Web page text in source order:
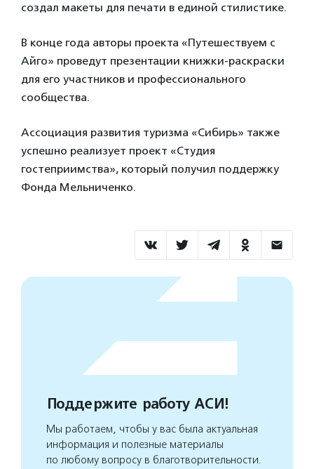
создал макеты для печати в единой стилистике.
В конце года авторы проекта «Путешествуем с
Айго» проведут презентации книжки-раскраски
для его участников и профессионального
сообщества.
Ассоциация развития туризма «Сибирь» также
успешно реализует проект «Студия
гостеприимства», который получил поддержку
Фонда Мельниченко.
Поддержите работу АСИ!
Мы работаем, чтобы у вас была актуальная
информация и полезные материалы
по любому вопросу в благотворительности.